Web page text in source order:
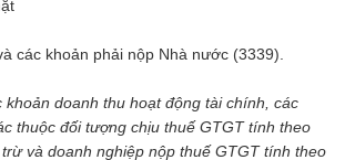
các khoản phải nộp Nhà nước (3339).
khoản doanh thu hoạt động tài chính, các
thuộc đối tượng chịu thuế GTGT tính theo
và doanh nghiệp nộp thuế GTGT tính theo